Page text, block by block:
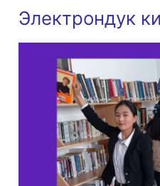
Электрондук